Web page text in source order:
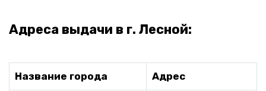
Адреса выдачи в г. Лесной:
Название города Адрес